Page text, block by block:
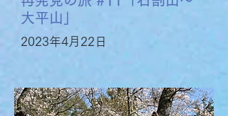
大平山」
2023年4月22日